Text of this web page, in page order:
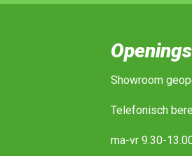
Showroom
Telefonisch
ma-vr 9.30-